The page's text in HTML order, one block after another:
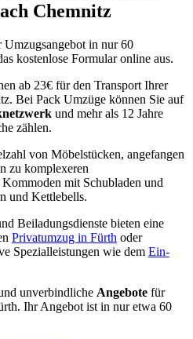
Chemnitz
Umzugsangebot in nur 60
kostenlose Formular online aus.
ab 23€ für den Transport Ihrer
Bei Pack Umzüge können Sie auf
und mehr als 12 Jahre
zählen.
von Möbelstücken, angefangen
zu komplexeren
mit Schubladen und
und Kettlebells.
Beiladungsdienste bieten eine
Privatumzug in Fürth oder
Spezialleistungen wie dem Ein-
unverbindliche Angebote für
Ihr Angebot ist in nur etwa 60